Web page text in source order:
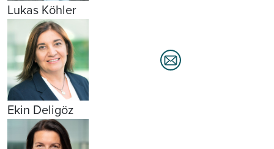
Lukas Köhler
Ekin Deligöz